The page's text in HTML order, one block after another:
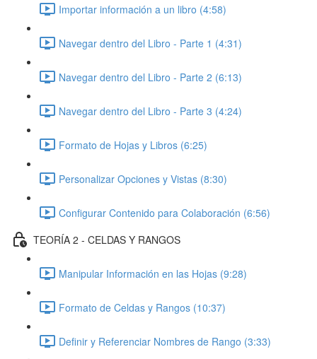
Importar información a un libro (4:58)
Navegar dentro del Libro - Parte 1 (4:31)
Navegar dentro del Libro - Parte 2 (6:13)
Navegar dentro del Libro - Parte 3 (4:24)
Formato de Hojas y Libros (6:25)
Personalizar Opciones y Vistas (8:30)
Configurar Contenido para Colaboración (6:56)
TEORÍA 2 - CELDAS Y RANGOS
Manipular Información en las Hojas (9:28)
Formato de Celdas y Rangos (10:37)
Definir y Referenciar Nombres de Rango (3:33)